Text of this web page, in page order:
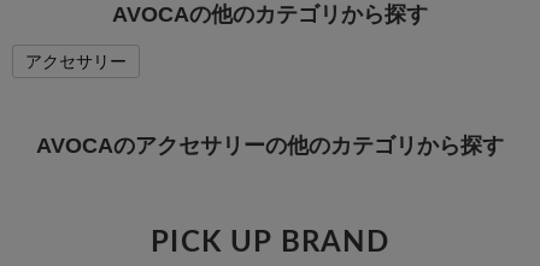
AVOCAの他のカテゴリから探す
アクセサリー
AVOCAのアクセサリーの他のカテゴリから探す
PICK UP BRAND